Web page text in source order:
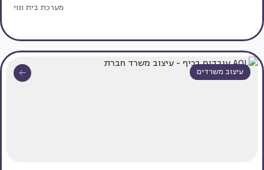
מערכת בית ונוי
עיצוב משרדים